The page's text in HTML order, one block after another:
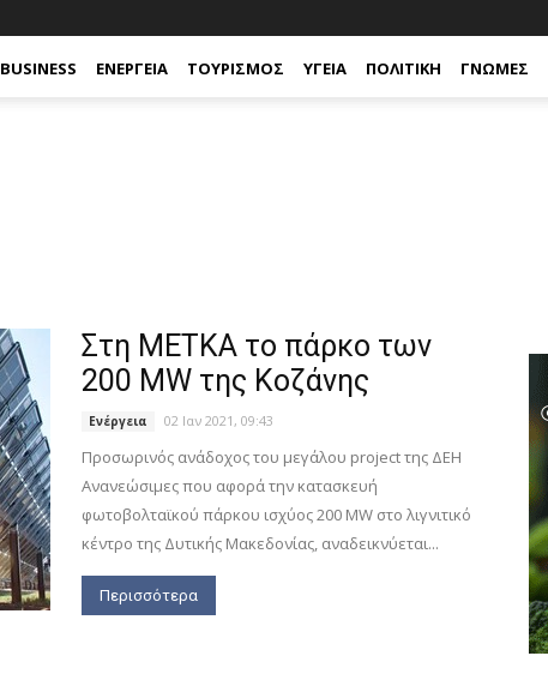
BUSINESS ΕΝΈΡΓΕΙΑ ΤΟΥΡΙΣΜΌΣ ΥΓΕΊΑ ΠΟΛΙΤΙΚΉ ΓΝΏΜΕΣ
Στη ΜΕΤΚΑ το πάρκο των
200 MW της Κοζάνης
Ενέργεια 02 Ιαν 2021, 09:43
Προσωρινός ανάδοχος του μεγάλου project της ΔΕΗ
Ανανεώσιμες που αφορά την κατασκευή
φωτοβολταϊκού πάρκου ισχύος 200 MW στο λιγνιτικό
κέντρο της Δυτικής Μακεδονίας, αναδεικνύεται...
Περισσότερα